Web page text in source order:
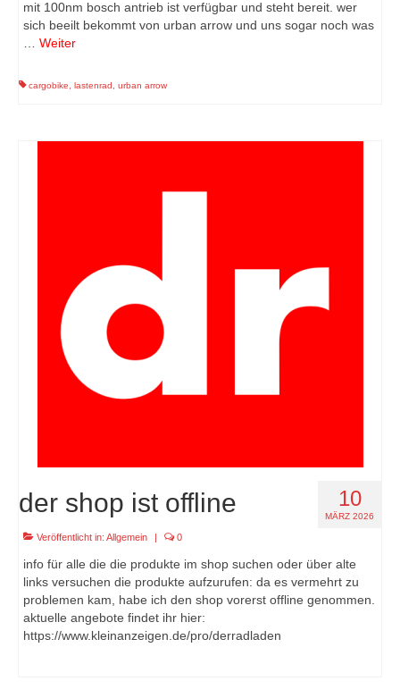
mit 100nm bosch antrieb ist verfügbar und steht bereit. wer
sich beeilt bekommt von urban arrow und uns sogar noch was
… Weiter
cargobike, lastenrad , urban arrow
10
MÄRZ 2026
der shop ist offline
Veröffentlicht in: Allgemein 0
info für alle die die produkte im shop suchen oder über alte
links versuchen die produkte aufzurufen: da es vermehrt zu
problemen kam, habe ich den shop vorerst offline genommen.
aktuelle angebote findet ihr hier:
https://www.kleinanzeigen.de/pro/derradladen